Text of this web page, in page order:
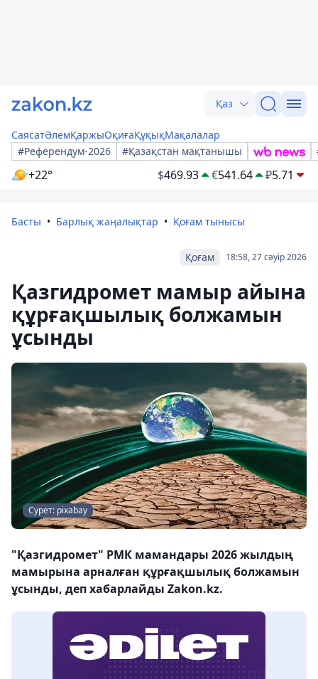
Қаз
СаясатӘлемҚаржыОқиғаҚұқықМақалалар
#Референдум-2026
#Қазақстан мақтанышы
+22° $469.93 €541.64 ₽5.71
Басты Барлық жаңалықтар Қоғам тынысы
18:58, 27 сәуір 2026
Қоғам
Қазгидромет мамыр айына
құрғақшылық болжамын
ұсынды
Сурет: pixabay
"Қазгидромет" РМК мамандары 2026 жылдың
мамырына арналған құрғақшылық болжамын
ұсынды, деп хабарлайды Zakon.kz.